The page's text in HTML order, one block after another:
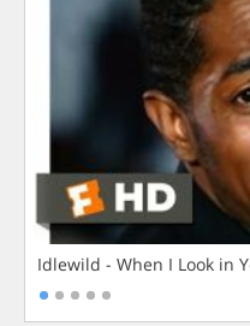
Idlewild - When I Look in